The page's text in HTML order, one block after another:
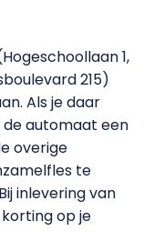
1,
215)
Als je daar
de automaat een
overige
te
inlevering van
op je